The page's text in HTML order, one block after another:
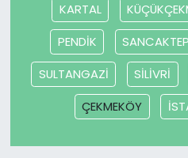
KARTAL
PENDİK
SULTANGAZİ
SİLİVRİ
ÇEKMEKÖY